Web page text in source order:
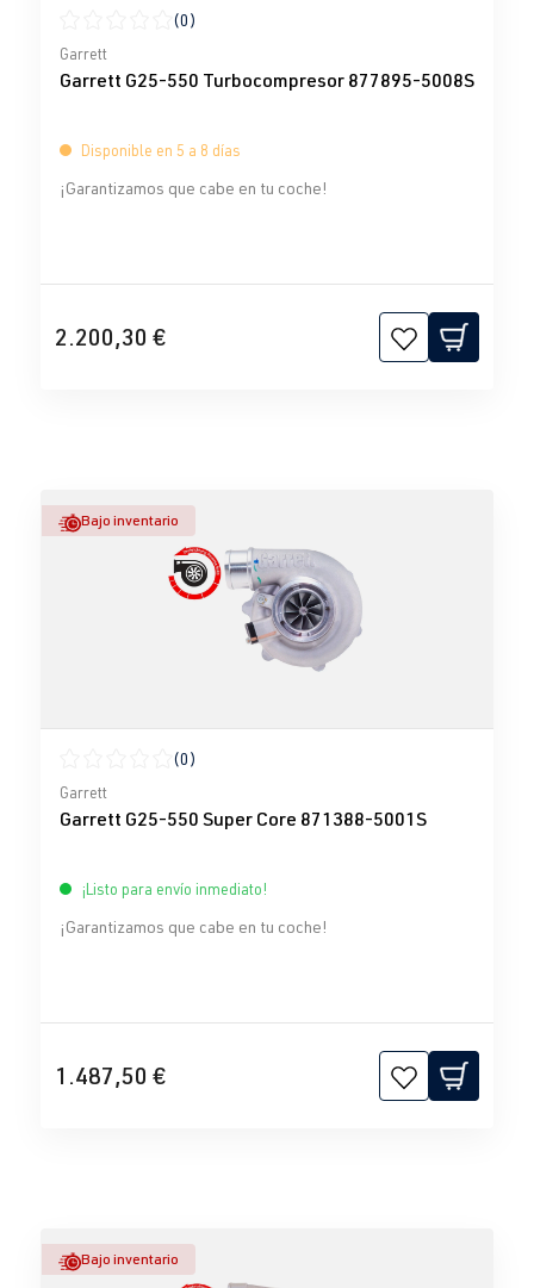
Calificación promedio de 0 de 5 estrellas
(0)
Garrett
Garrett G25-550 Turbocompresor 877895-5008S
Disponible en 5 a 8 días
¡Garantizamos que cabe en tu coche!
2.200,30 €
Bajo inventario
Calificación promedio de 0 de 5 estrellas
(0)
Garrett
Garrett G25-550 Super Core 871388-5001S
¡Listo para envío inmediato!
¡Garantizamos que cabe en tu coche!
1.487,50 €
Bajo inventario